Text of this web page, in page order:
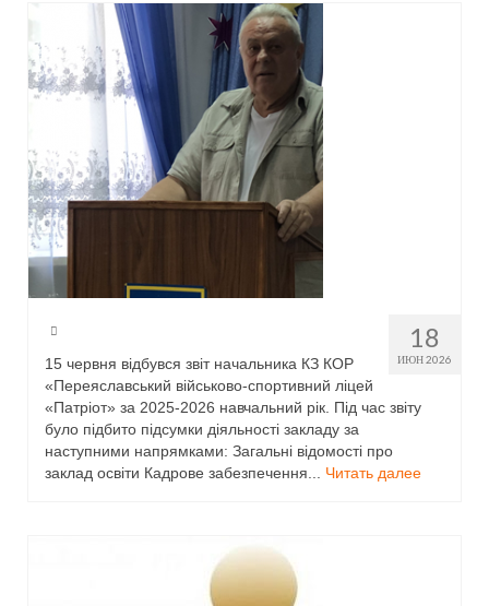
Благодійна допомога
Навчально-виховна діяльність
Методична робота
Виховна робота
Психологічна служба радить
Дошка пошани
Військово-спортивна робота
Новини
Публічно
18
ИЮН 2026
15 червня відбувся звіт начальника КЗ КОР
«Переяславський військово-спортивний ліцей
«Патріот» за 2025-2026 навчальний рік. Під час звіту
було підбито підсумки діяльності закладу за
наступними напрямками: Загальні відомості про
заклад освіти Кадрове забезпечення... Читать далее